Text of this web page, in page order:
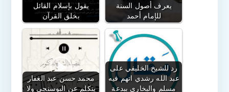
يقول بإسلام القائل
بخلق القرآن
يعرف أصول السنة
للإمام أحمد
محمد حسن عبد الغفار
يتكلم عن البوسنجي ولا
رد للشيخ الخليفي على
عبد الله رشدي اتهم فيه
مسلم والبخاري ببدعة